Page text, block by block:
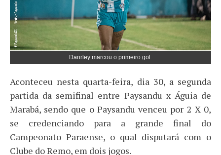
Danrley marcou o primeiro gol.
Aconteceu nesta quarta-feira, dia 30, a segunda
partida da semifinal entre Paysandu x Águia de
Marabá, sendo que o Paysandu venceu por 2 X 0,
se credenciando para a grande final do
Campeonato Paraense, o qual disputará com o
Clube do Remo, em dois jogos.